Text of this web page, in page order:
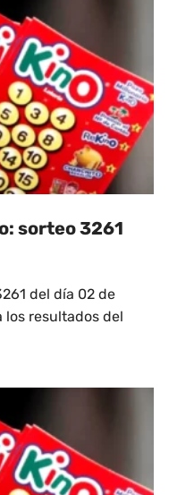
sorteo 3261
del día 02 de
los resultados del